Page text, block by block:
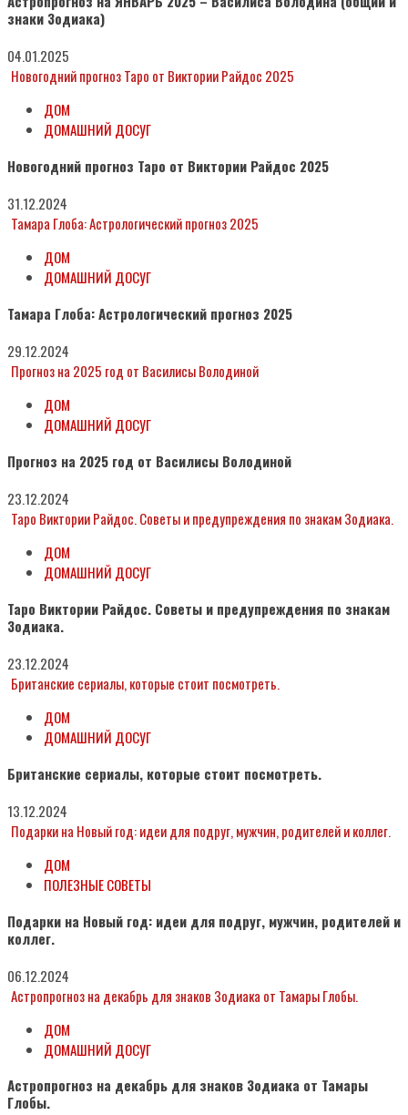
знаки Зодиака)
04.01.2025
Новогодний прогноз Таро от Виктории Райдос 2025
ДОМ
ДОМАШНИЙ ДОСУГ
Новогодний прогноз Таро от Виктории Райдос 2025
31.12.2024
Тамара Глоба: Астрологический прогноз 2025
ДОМ
ДОМАШНИЙ ДОСУГ
Тамара Глоба: Астрологический прогноз 2025
29.12.2024
Прогноз на 2025 год от Василисы Володиной
ДОМ
ДОМАШНИЙ ДОСУГ
Прогноз на 2025 год от Василисы Володиной
23.12.2024
Таро Виктории Райдос. Советы и предупреждения по знакам Зодиака.
ДОМ
ДОМАШНИЙ ДОСУГ
Таро Виктории Райдос. Советы и предупреждения по знакам
Зодиака.
23.12.2024
Британские сериалы, которые стоит посмотреть.
ДОМ
ДОМАШНИЙ ДОСУГ
Британские сериалы, которые стоит посмотреть.
13.12.2024
Подарки на Новый год: идеи для подруг, мужчин, родителей и коллег.
ДОМ
ПОЛЕЗНЫЕ СОВЕТЫ
Подарки на Новый год: идеи для подруг, мужчин, родителей и
коллег.
06.12.2024
Астропрогноз на декабрь для знаков Зодиака от Тамары Глобы.
ДОМ
ДОМАШНИЙ ДОСУГ
Астропрогноз на декабрь для знаков Зодиака от Тамары
Глобы.